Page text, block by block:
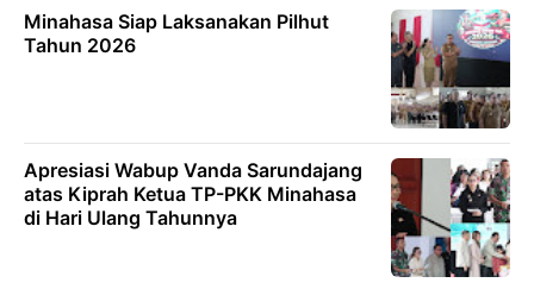
Minahasa Siap Laksanakan Pilhut
Tahun 2026
Apresiasi Wabup Vanda Sarundajang
atas Kiprah Ketua TP-PKK Minahasa
di Hari Ulang Tahunnya